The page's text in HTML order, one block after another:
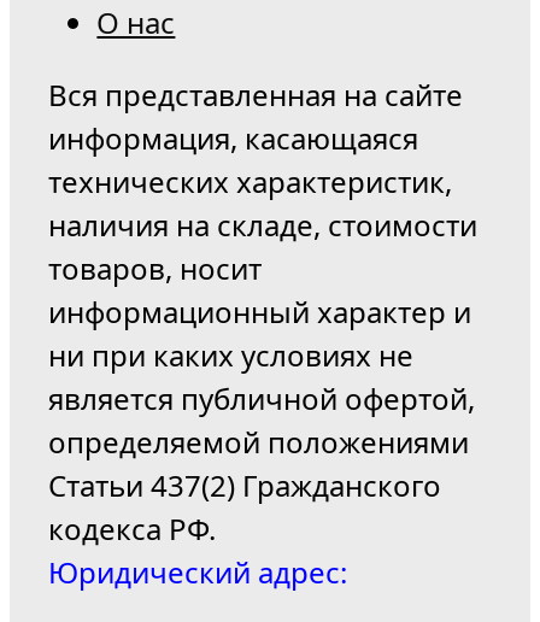
О нас
Вся представленная на сайте
информация, касающаяся
технических характеристик,
наличия на складе, стоимости
товаров, носит
информационный характер и
ни при каких условиях не
является публичной офертой,
определяемой положениями
Статьи 437(2) Гражданского
кодекса РФ.
Юридический адрес: